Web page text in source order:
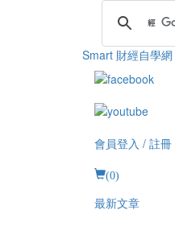
Smart 財經自學網
會員登入 / 註冊
(0)
最新文章